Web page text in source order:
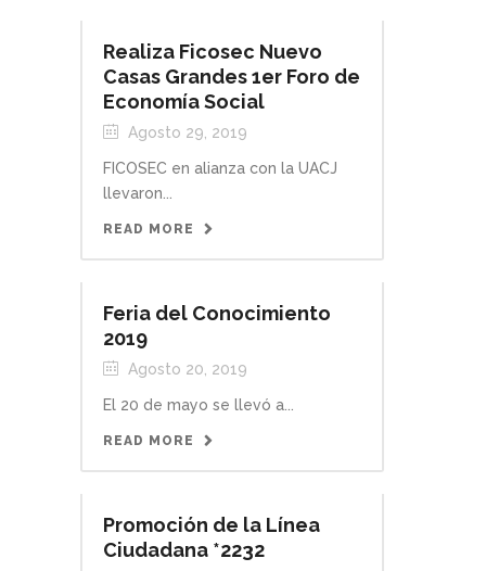
Realiza Ficosec Nuevo
Casas Grandes 1er Foro de
Economía Social
Agosto 29, 2019
FICOSEC en alianza con la UACJ
llevaron...
READ MORE
Feria del Conocimiento
2019
Agosto 20, 2019
El 20 de mayo se llevó a...
READ MORE
Promoción de la Línea
Ciudadana *2232